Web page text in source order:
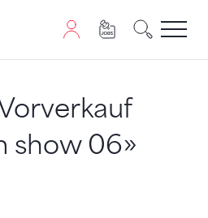
wird JavaScript benötigt.
show 06»